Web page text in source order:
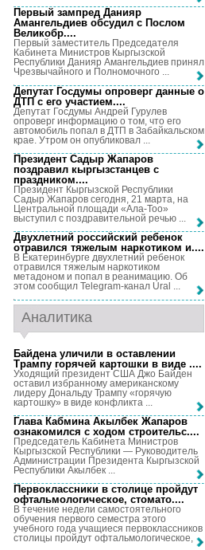
Первый зампред Данияр
Амангельдиев обсудил с Послом
Великобр....
Первый заместитель Председателя
Кабинета Министров Кыргызской
Республики Данияр Амангельдиев принял
Чрезвычайного и Полномочного ...
Депутат Госдумы опроверг данные о
ДТП с его участием....
Депутат Госдумы Андрей Гурулев
опроверг информацию о том, что его
автомобиль попал в ДТП в Забайкальском
крае. Утром он опубликовал ...
Президент Садыр Жапаров
поздравил кыргызстанцев с
праздником....
Президент Кыргызской Республики
Садыр Жапаров сегодня, 21 марта, на
Центральной площади «Ала-Тоо»
выступил с поздравительной речью ...
Двухлетний российский ребенок
отравился тяжелым наркотиком и....
В Екатеринбурге двухлетний ребенок
отравился тяжелым наркотиком
метадоном и попал в реанимацию. Об
этом сообщил Telegram-канал Ural ...
Аналитика
Байдена уличили в оставлении
Трампу горячей картошки в виде ....
Уходящий президент США Джо Байден
оставил избранному американскому
лидеру Дональду Трампу «горячую
картошку» в виде конфликта ...
Глава Кабмина Акылбек Жапаров
ознакомился с ходом строительс....
Председатель Кабинета Министров
Кыргызской Республики — Руководитель
Администрации Президента Кыргызской
Республики Акылбек ...
Первоклассники в столице пройдут
офтальмологическое, стомато....
В течение недели самостоятельного
обучения первого семестра этого
учебного года учащиеся первоклассников
столицы пройдут офтальмологическое, ...